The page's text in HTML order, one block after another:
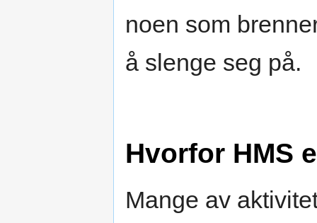
noen som
å slenge seg på.
Hvorfor HMS
Mange av